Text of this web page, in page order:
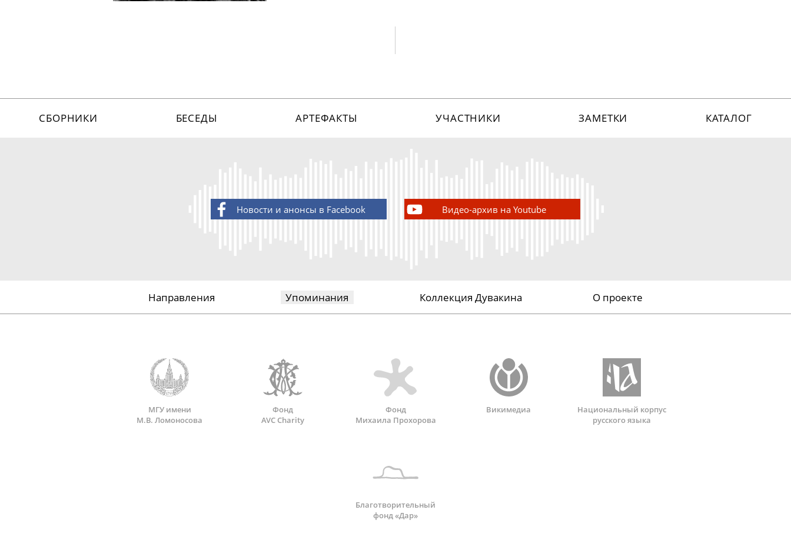
СБОРНИКИ БЕСЕДЫ АРТЕФАКТЫ УЧАСТНИКИ ЗАМЕТКИ КАТАЛОГ
Новости и анонсы в Facebook Видео-архив на Youtube
Направления Упоминания Коллекция Дувакина О проекте
МГУ имени
М.В. Ломоносова
Фонд
AVC Charity
Фонд
Михаила Прохорова
Викимедиа
Национальный корпус
русского языка
Благотворительный
фонд «Дар»